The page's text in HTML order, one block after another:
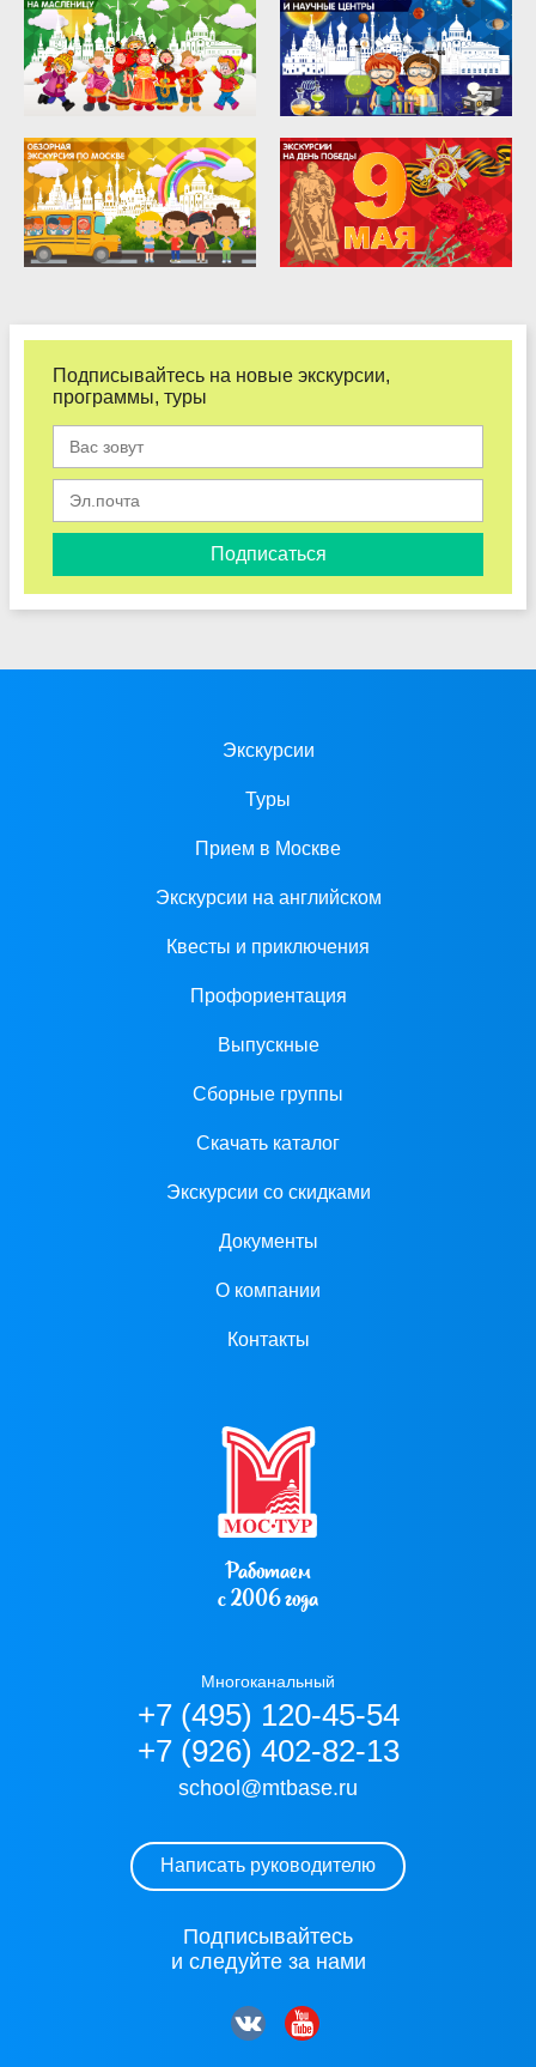
Подписывайтесь на новые экскурсии,
программы, туры
Подписаться
Экскурсии
Туры
Прием в Москве
Экскурсии на английском
Квесты и приключения
Профориентация
Выпускные
Сборные группы
Скачать каталог
Экскурсии со скидками
Документы
О компании
Контакты
Работаем
с 2006 года
Многоканальный
+7 (495) 120-45-54
+7 (926) 402-82-13
school@mtbase.ru
Написать руководителю
Подписывайтесь
и следуйте за нами